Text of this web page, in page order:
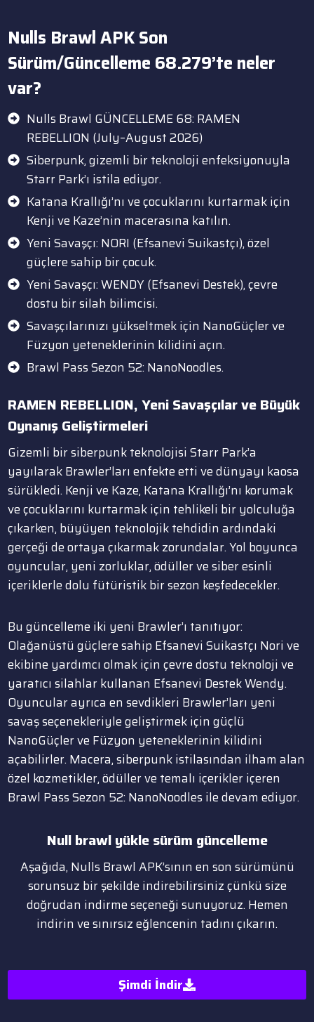
Nulls Brawl APK Son
Sürüm/Güncelleme 68.279’te neler
var?
Nulls Brawl GÜNCELLEME 68: RAMEN
REBELLION (July–August 2026)
Siberpunk, gizemli bir teknoloji enfeksiyonuyla
Starr Park’ı istila ediyor.
Katana Krallığı’nı ve çocuklarını kurtarmak için
Kenji ve Kaze’nin macerasına katılın.
Yeni Savaşçı: NORI (Efsanevi Suikastçı), özel
güçlere sahip bir çocuk.
Yeni Savaşçı: WENDY (Efsanevi Destek), çevre
dostu bir silah bilimcisi.
Savaşçılarınızı yükseltmek için NanoGüçler ve
Füzyon yeteneklerinin kilidini açın.
Brawl Pass Sezon 52: NanoNoodles.
RAMEN REBELLION, Yeni Savaşçılar ve Büyük
Oynanış Geliştirmeleri
Gizemli bir siberpunk teknolojisi Starr Park’a
yayılarak Brawler’ları enfekte etti ve dünyayı kaosa
sürükledi. Kenji ve Kaze, Katana Krallığı’nı korumak
ve çocuklarını kurtarmak için tehlikeli bir yolculuğa
çıkarken, büyüyen teknolojik tehdidin ardındaki
gerçeği de ortaya çıkarmak zorundalar. Yol boyunca
oyuncular, yeni zorluklar, ödüller ve siber esinli
içeriklerle dolu fütüristik bir sezon keşfedecekler.
Bu güncelleme iki yeni Brawler’ı tanıtıyor:
Olağanüstü güçlere sahip Efsanevi Suikastçı Nori ve
ekibine yardımcı olmak için çevre dostu teknoloji ve
yaratıcı silahlar kullanan Efsanevi Destek Wendy.
Oyuncular ayrıca en sevdikleri Brawler’ları yeni
savaş seçenekleriyle geliştirmek için güçlü
NanoGüçler ve Füzyon yeteneklerinin kilidini
açabilirler. Macera, siberpunk istilasından ilham alan
özel kozmetikler, ödüller ve temalı içerikler içeren
Brawl Pass Sezon 52: NanoNoodles ile devam ediyor.
Null brawl yüklesürüm güncelleme
Aşağıda, Nulls Brawl APK’sının en son sürümünü
sorunsuz bir şekilde indirebilirsiniz çünkü size
doğrudan indirme seçeneği sunuyoruz. Hemen
indirin ve sınırsız eğlencenin tadını çıkarın.
Şimdi İndir